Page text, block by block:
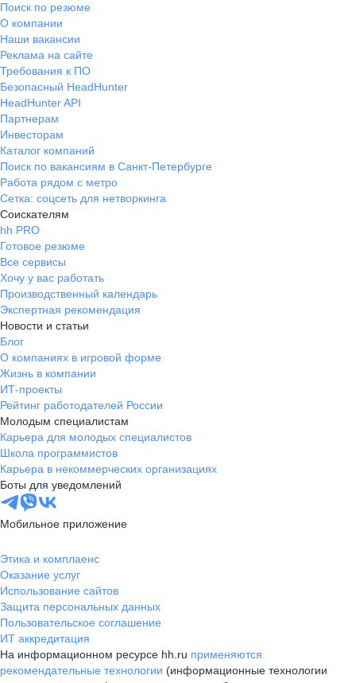
Поиск по резюме
О компании
Наши вакансии
Реклама на сайте
Требования к ПО
Безопасный HeadHunter
HeadHunter API
Партнерам
Инвесторам
Каталог компаний
Поиск по вакансиям в Санкт-Петербурге
Работа рядом с метро
Сетка: соцсеть для нетворкинга
Соискателям
hh PRO
Готовое резюме
Все сервисы
Хочу у вас работать
Производственный календарь
Экспертная рекомендация
Новости и статьи
Блог
О компаниях в игровой форме
Жизнь в компании
ИТ-проекты
Рейтинг работодателей России
Молодым специалистам
Карьера для молодых специалистов
Школа программистов
Карьера в некоммерческих организациях
Боты для уведомлений
Мобильное приложение
Этика и комплаенс
Оказание услуг
Использование сайтов
Защита персональных данных
Пользовательское соглашение
ИТ аккредитация
На информационном ресурсе hh.ru применяются
рекомендательные технологии (информационные технологии